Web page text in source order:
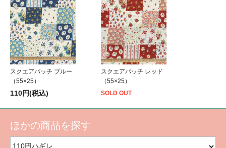
スクエアパッチ ブルー
（55×25）
110円(税込)
スクエアパッチ レッド
（55×25）
SOLD OUT
ほかの商品を探す